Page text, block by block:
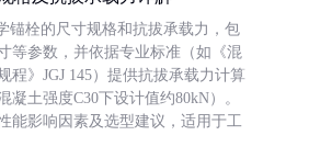
锚栓的尺寸规格和抗拔承载力，包
等参数，并依据专业标准（如《混
程》JGJ 145）提供抗拔承载力计算
凝土强度C30下设计值约80kN）。
能影响因素及选型建议，适用于工